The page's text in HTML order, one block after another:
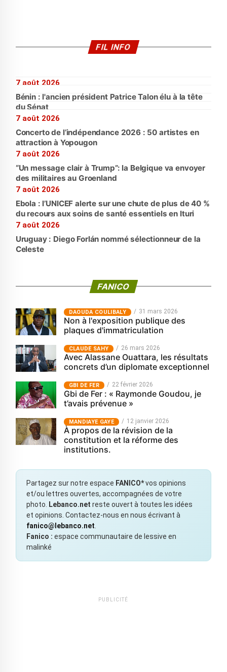
FIL INFO
7 août 2026
Bénin : l'ancien président Patrice Talon élu à la tête
du Sénat
7 août 2026
Concerto de l’indépendance 2026 : 50 artistes en
attraction à Yopougon
7 août 2026
“Un message clair à Trump”: la Belgique va envoyer
des militaires au Groenland
7 août 2026
Ebola : l’UNICEF alerte sur une chute de plus de 40 %
du recours aux soins de santé essentiels en Ituri
7 août 2026
Uruguay : Diego Forlán nommé sélectionneur de la
Celeste
FANICO
‎DAOUDA COULIBALY 31 mars 2026
Non à l'exposition publique des
plaques d'immatriculation
CLAUDE SAHY 26 mars 2026
Avec Alassane Ouattara, les résultats
concrets d’un diplomate exceptionnel
GBI DE FER 22 février 2026
Gbi de Fer : « Raymonde Goudou, je
t’avais prévenue »
MANDIAYE GAYE 12 janvier 2026
À propos de la révision de la
constitution et la réforme des
institutions.
Partagez sur notre espace FANICO*vos opinions
et/ou lettres ouvertes, accompagnées de votre
photo.
Lebanco.net reste ouvert à toutes les idées
et opinions. Contactez-nous en nous écrivant à
fanico@lebanco.net
Fanico : espace communautaire de lessive en
malinké
PUBLICITÉ